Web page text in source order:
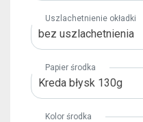
Uszlachetnienie okładki
bez uszlachetnienia
Papier środka
Kreda błysk 130g
Kolor środka
treści i